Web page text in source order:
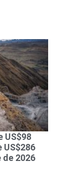
US$98
US$286
2026